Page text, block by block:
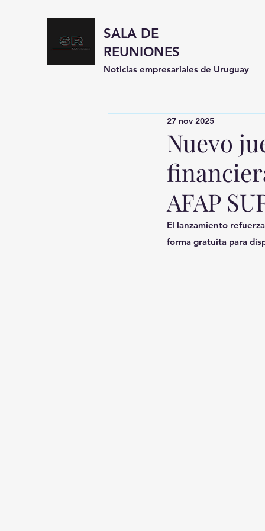
SALA DE
REUNIONES
Noticias empresariales de Uruguay
Nuevo
AFAP
27 nov 2025
El lanzamiento
forma gratuita para